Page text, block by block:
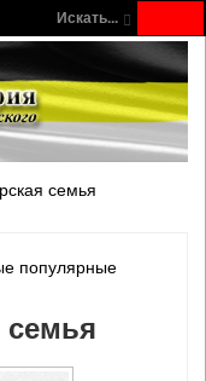
Искать...
семья
популярные
семья